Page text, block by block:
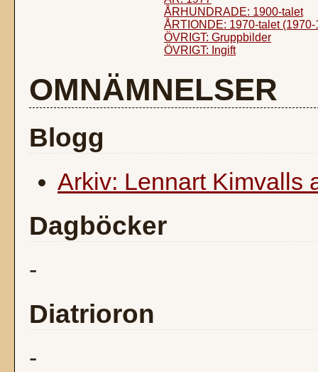
ÅRHUNDRADE: 1900-talet
ÅRTIONDE: 1970-talet (1970-
ÖVRIGT: Gruppbilder
ÖVRIGT: Ingift
OMNÄMNELSER
Blogg
Arkiv: Lennart Kimvalls
Dagböcker
-
Diatrioron
-